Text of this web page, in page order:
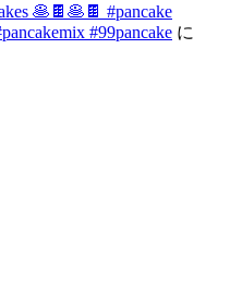
🥞🍫🥞🍫 #pancake
#99pancake に